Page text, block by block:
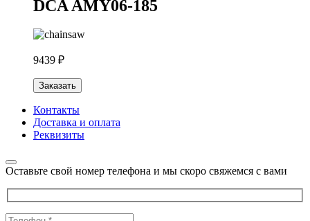
DCA AMY06-185
9439 ₽
Заказать
Контакты
Доставка и оплата
Реквизиты
Оставьте свой номер телефона и мы скоро свяжемся с вами